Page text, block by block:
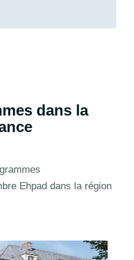
dans la
Ehpad dans la région